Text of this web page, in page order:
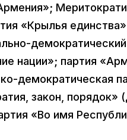
«Крылья
нации»; партия
демократическая
закон, порядок»
«Во имя